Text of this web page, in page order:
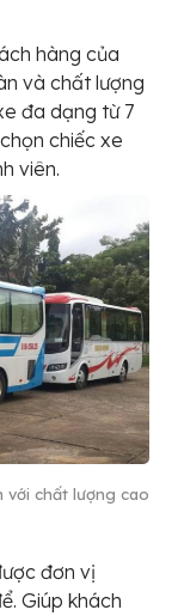
hàng của
và chất lượng
đa dạng từ 7
chiếc xe
viên.
với chất lượng cao
đơn vị
Giúp khách